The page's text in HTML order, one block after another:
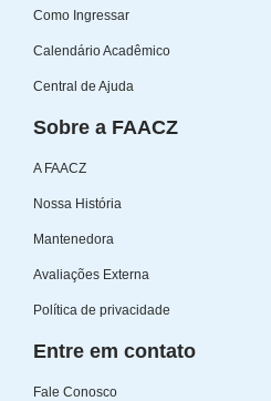
Como Ingressar
Calendário Acadêmico
Central de Ajuda
Sobre a FAACZ
A FAACZ
Nossa História
Mantenedora
Avaliações Externa
Política de privacidade
Entre em contato
Fale Conosco